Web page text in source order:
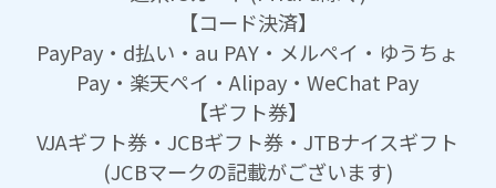
【コード決済】
PayPay・d払い・au PAY・メルペイ・ゆうちょ
Pay・楽天ペイ・Alipay・WeChat Pay
【ギフト券】
VJAギフト券・JCBギフト券・JTBナイスギフト
(JCBマークの記載がございます)